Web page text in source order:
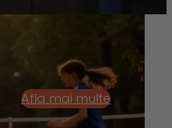
Afla mai multe